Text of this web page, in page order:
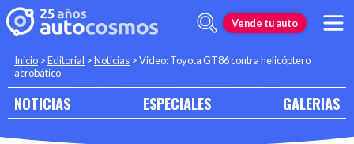
Vende tu auto
Inicio >Editorial >Noticias >Video: Toyota GT86 contra helicóptero
acrobático
NOTICIAS ESPECIALES GALERIAS